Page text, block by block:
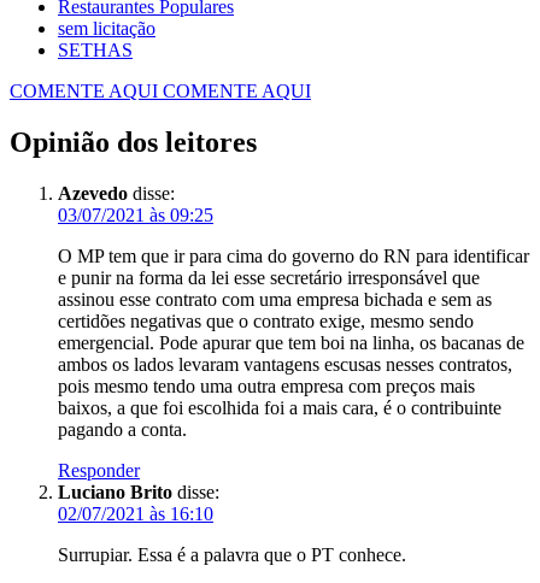
Restaurantes Populares
sem licitação
SETHAS
COMENTE AQUI COMENTE AQUI
Opinião dos leitores
Azevedo disse:
03/07/2021 às 09:25
O MP tem que ir para cima do governo do RN para identificar
e punir na forma da lei esse secretário irresponsável que
assinou esse contrato com uma empresa bichada e sem as
certidões negativas que o contrato exige, mesmo sendo
emergencial. Pode apurar que tem boi na linha, os bacanas de
ambos os lados levaram vantagens escusas nesses contratos,
pois mesmo tendo uma outra empresa com preços mais
baixos, a que foi escolhida foi a mais cara, é o contribuinte
pagando a conta.
Responder
Luciano Brito disse:
02/07/2021 às 16:10
Surrupiar. Essa é a palavra que o PT conhece.